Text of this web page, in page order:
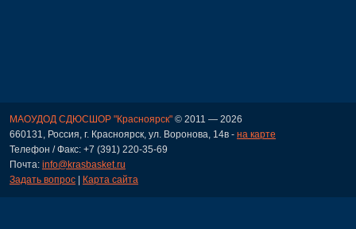
МАОУДОД СДЮСШОР "Красноярск" © 2011 — 2026
660131, Россия, г. Красноярск, ул. Воронова, 14в - на карте
Телефон / Факс: +7 (391) 220-35-69
Почта: info@krasbasket.ru
Задать вопрос | Карта сайта